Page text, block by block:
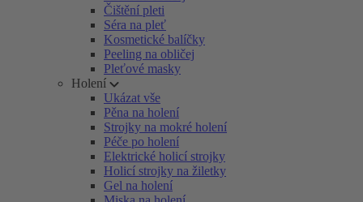
Čištění pleti
Séra na pleť
Kosmetické balíčky
Peeling na obličej
Pleťové masky
Holení
Ukázat vše
Pěna na holení
Strojky na mokré holení
Péče po holení
Elektrické holicí strojky
Holicí strojky na žiletky
Gel na holení